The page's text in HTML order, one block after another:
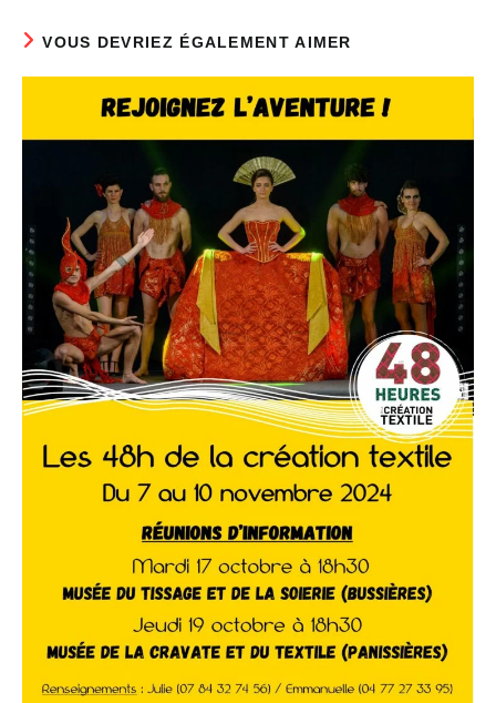
VOUS DEVRIEZ ÉGALEMENT AIMER